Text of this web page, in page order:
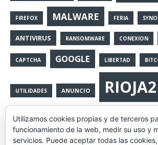
FIREFOX MALWARE FERIA
ANTIVIRUS RANSOMWARE CONEXION
CAPTCHA GOOGLE LIBERTAD
UTILIDADES ANUNCIO RIOJA2
VULNERABILIDADES WINDOWS11
Utilizamos cookies propias y de terceros
funcionamiento de la web, medir su uso y
servicios. Puede aceptar todas las